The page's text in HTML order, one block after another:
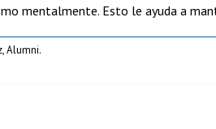
mentalmente. Esto le ayuda a
Alumni.